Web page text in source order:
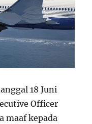
18 Juni
Officer
maaf kepada